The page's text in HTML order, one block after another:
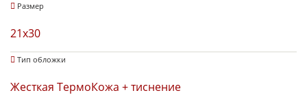
Размер
21x30
Тип обложки
Жесткая ТермоКожа + тиснение